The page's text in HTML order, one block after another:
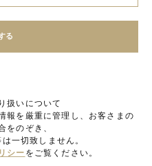
扱いについて
報を厳重に管理し、お客さまの
をのぞき、
一切致しません。
シー をご覧ください。